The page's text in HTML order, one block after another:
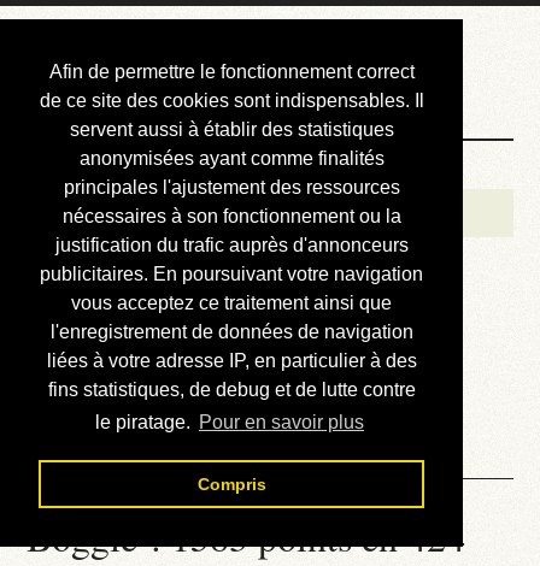
Afin de permettre le fonctionnement correct
de ce site des cookies sont indispensables. Il
servent aussi à établir des statistiques
anonymisées ayant comme finalités
principales l'ajustement des ressources
nécessaires à son fonctionnement ou la
justification du trafic auprès d'annonceurs
publicitaires. En poursuivant votre navigation
vous acceptez ce traitement ainsi que
l'enregistrement de données de navigation
liées à votre adresse IP, en particulier à des
fins statistiques, de debug et de lutte contre
le piratage. Pour en savoir plus
Compris
Courbis, « LE »
Blog Officiel
Bienvenue
Réalisations
Divers (et d’été)
Annonces
Liens externes
Téléchargement
Contact
Boggle : 1583 points en 424